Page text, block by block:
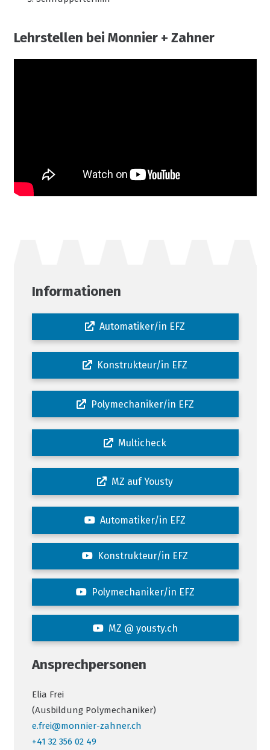
Lehrstellen bei Monnier + Zahner
Informationen
Automatiker/in EFZ
Konstrukteur/in EFZ
Polymechaniker/in EFZ
Multicheck
MZ auf Yousty
Automatiker/in EFZ
Konstrukteur/in EFZ
Polymechaniker/in EFZ
MZ @ yousty.ch
Ansprechpersonen
Elia Frei
(Ausbildung Polymechaniker)
e.frei@monnier-zahner.ch
+41 32 356 02 49